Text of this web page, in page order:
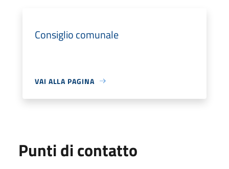
Consiglio comunale
VAI ALLA PAGINA
Punti di contatto